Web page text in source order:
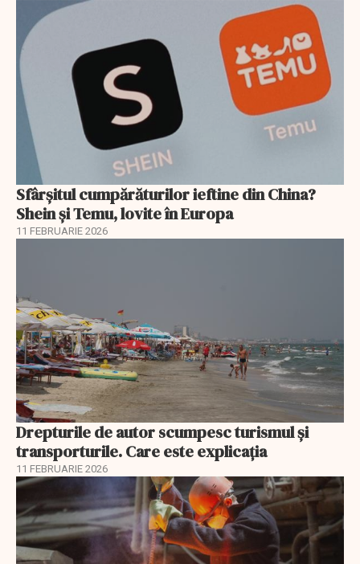
Sfârșitul cumpărăturilor ieftine din China?
Shein și Temu, lovite în Europa
11 FEBRUARIE 2026
Drepturile de autor scumpesc turismul și
transporturile. Care este explicația
11 FEBRUARIE 2026